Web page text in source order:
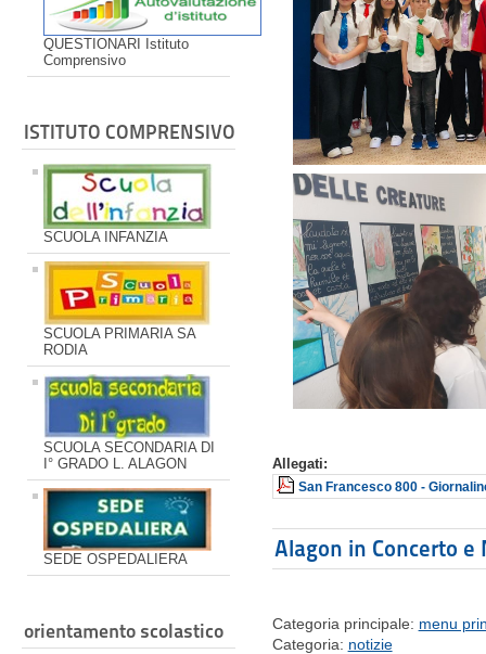
QUESTIONARI Istituto
Comprensivo
ISTITUTO COMPRENSIVO
SCUOLA INFANZIA
SCUOLA PRIMARIA SA
RODIA
SCUOLA SECONDARIA DI
I° GRADO L. ALAGON
SEDE OSPEDALIERA
orientamento scolastico
Allegati:
San Francesco 800 -
Alagon in Concerto e
Categoria principale: menu
Categoria: notizie